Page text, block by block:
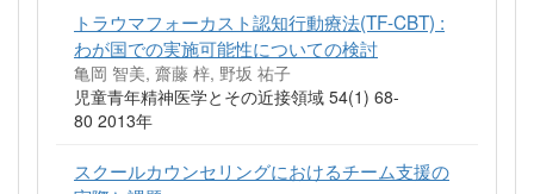
トラウマフォーカスト認知行動療法(TF-CBT) :
わが国での実施可能性についての検討
亀岡 智美, 齋藤 梓, 野坂 祐子
児童青年精神医学とその近接領域 54(1) 68-
80 2013年
スクールカウンセリングにおけるチーム支援の